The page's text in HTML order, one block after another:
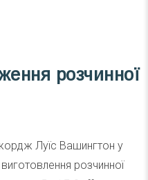
розчинної
Луїс Вашингтон у
розчинної